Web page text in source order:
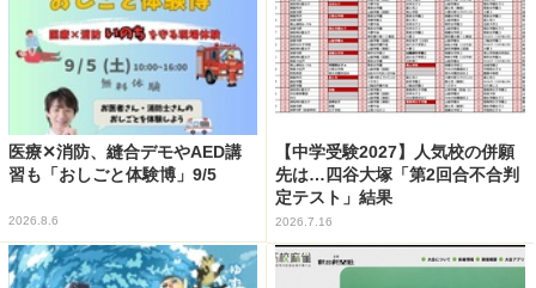
医療✕消防、縫合デモやAED講
習も「おしごと体験博」9/5
2026.8.6
【中学受験2027】人気校の併願
先は…四谷大塚「第2回合不合判
定テスト」結果
2026.7.16